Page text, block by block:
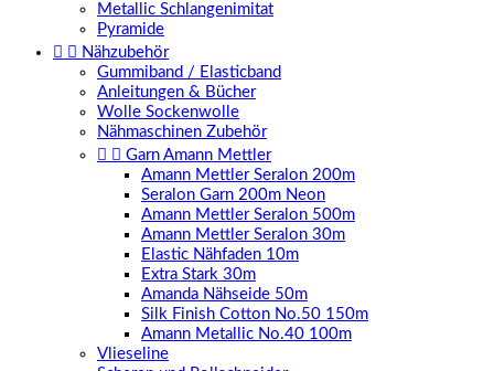
Metallic Schlangenimitat
Pyramide
  Nähzubehör
Gummiband / Elasticband
Anleitungen & Bücher
Wolle Sockenwolle
Nähmaschinen Zubehör
  Garn Amann Mettler
Amann Mettler Seralon 200m
Seralon Garn 200m Neon
Amann Mettler Seralon 500m
Amann Mettler Seralon 30m
Elastic Nähfaden 10m
Extra Stark 30m
Amanda Nähseide 50m
Silk Finish Cotton No.50 150m
Amann Metallic No.40 100m
Vlieseline